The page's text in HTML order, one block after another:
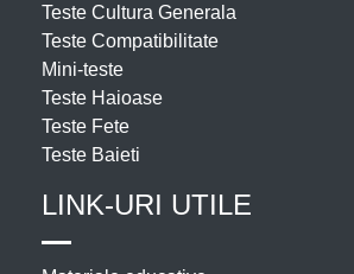
Teste Cultura Generala
Teste Compatibilitate
Mini-teste
Teste Haioase
Teste Fete
Teste Baieti
LINK-URI UTILE